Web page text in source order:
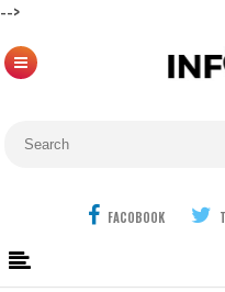
-->
FACOBOOK